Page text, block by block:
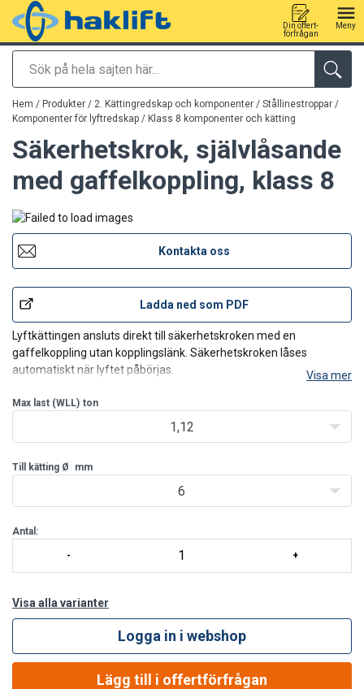
Sök
Din offert-
förfrågan
Meny
tillagd i varukorg
Hem / Produkter / 2. Kättingredskap och komponenter / Stållinestroppar /
Komponenter för lyftredskap / Klass 8 komponenter och kätting
Säkerhetskrok, självlåsande
med gaffelkoppling, klass 8
Kontakta oss
Ladda ned som PDF
Lyftkättingen ansluts direkt till säkerhetskroken med en
gaffelkoppling utan kopplingslänk. Säkerhetskroken låses
automatiskt när lyftet påbörjas.
Visa mer
Max last (WLL) ton
1,12
Till kätting Ø mm
6
Antal:
Visa alla varianter
Logga in i webshop
Lägg till i offertförfrågan